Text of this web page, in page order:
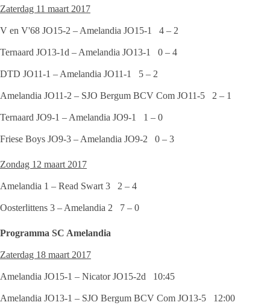
Zaterdag 11 maart 2017
V en V'68 JO15-2 – Amelandia JO15-1 4 – 2
Ternaard JO13-1d – Amelandia JO13-1 0 – 4
DTD JO11-1 – Amelandia JO11-1 5 – 2
Amelandia JO11-2 – SJO Bergum BCV Com JO11-5 2 – 1
Ternaard JO9-1 – Amelandia JO9-1 1 – 0
Friese Boys JO9-3 – Amelandia JO9-2 0 – 3
Zondag 12 maart 2017
Amelandia 1 – Read Swart 3 2 – 4
Oosterlittens 3 – Amelandia 2 7 – 0
Programma SC Amelandia
Zaterdag 18 maart 2017
Amelandia JO15-1 – Nicator JO15-2d 10:45
Amelandia JO13-1 – SJO Bergum BCV Com JO13-5 12:00